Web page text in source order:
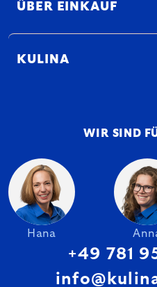
ÜBER EINKAUF
KULINA
WIR SIND
Hana
+49 781